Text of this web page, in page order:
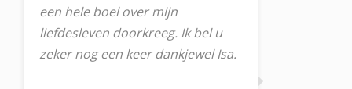
een hele boel over mijn
liefdesleven doorkreeg. Ik bel u
zeker nog een keer dankjewel Isa.